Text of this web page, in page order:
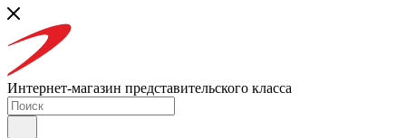
Интернет-магазин представительского класса